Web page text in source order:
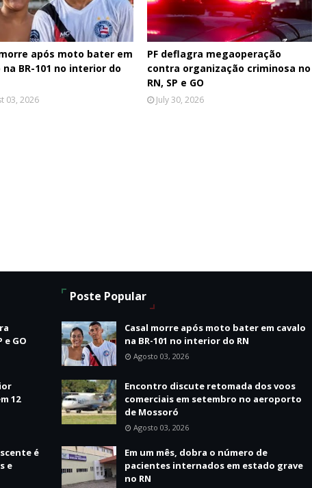
após moto bater em
na BR-101 no interior do
03, 2026
PF deflagra megaoperação
contra organização criminosa no
RN, SP e GO
July 30, 2026
e GO
12
é
e
Poste Popular
Casal morre após moto bater em cavalo
na BR-101 no interior do RN
Agosto 03, 2026
Encontro discute retomada dos voos
comerciais em setembro no aeroporto
de Mossoró
Agosto 03, 2026
Em um mês, dobra o número de
pacientes internados em estado grave
no RN